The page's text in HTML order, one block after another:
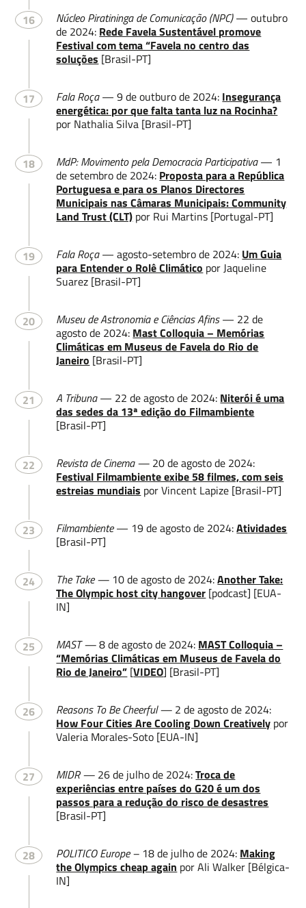
16 Núcleo Piratininga de Comunicação (NPC)— outubro
de 2024: Rede Favela Sustentável promove
Festival com tema “Favela no centro das
soluções [Brasil-PT]
17 Fala Roça— 9 de outburo de 2024: Insegurança
energética: por que falta tanta luz na Rocinha?
por Nathalia Silva [Brasil-PT]
18 MdP: Movimento pela Democracia Participativa— 1
de setembro de 2024: Proposta para a República
Portuguesa e para os Planos Directores
Municipais nas Câmaras Municipais: Community
Land Trust (CLT) por Rui Martins [Portugal-PT]
19 Fala Roça— agosto-setembro de 2024: Um Guia
para Entender o Rolê Climático por Jaqueline
Suarez [Brasil-PT]
20 Museu de Astronomia e Ciências Afins— 22 de
agosto de 2024: Mast Colloquia – Memórias
Climáticas em Museus de Favela do Rio de
Janeiro [Brasil-PT]
21 A Tribuna— 22 de agosto de 2024: Niterói é uma
das sedes da 13ª edição do Filmambiente
[Brasil-PT]
22 Revista de Cinema — 20 de agosto de 2024:
Festival Filmambiente exibe 58 filmes, com seis
estreias mundiais por Vincent Lapize [Brasil-PT]
23 Filmambiente— 19 de agosto de 2024:Atividades
[Brasil-PT]
24 The Take — 10 de agosto de 2024:Another Take:
The Olympic host city hangover [podcast] [EUA-
IN]
25 MAST —8 de agosto de 2024: MAST Colloquia –
“Memórias Climáticas em Museus de Favela do
Rio de Janeiro” [VIDEO] [Brasil-PT]
26 Reasons To Be Cheerful — 2 de agosto de 2024:
How Four Cities Are Cooling Down Creatively por
Valeria Morales-Soto [EUA-IN]
27 MIDR — 26 de julho de 2024:Troca de
experiências entre países do G20 é um dos
passos para a redução do risco de desastres
[Brasil-PT]
28 POLITICO Europe – 18 de julho de 2024: Making
the Olympics cheap again por Ali Walker [Bélgica-
IN]